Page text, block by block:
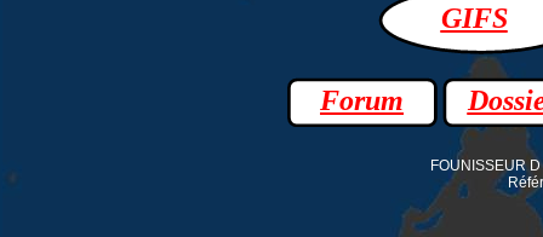
GIFS
Forum
FOUNISSEUR